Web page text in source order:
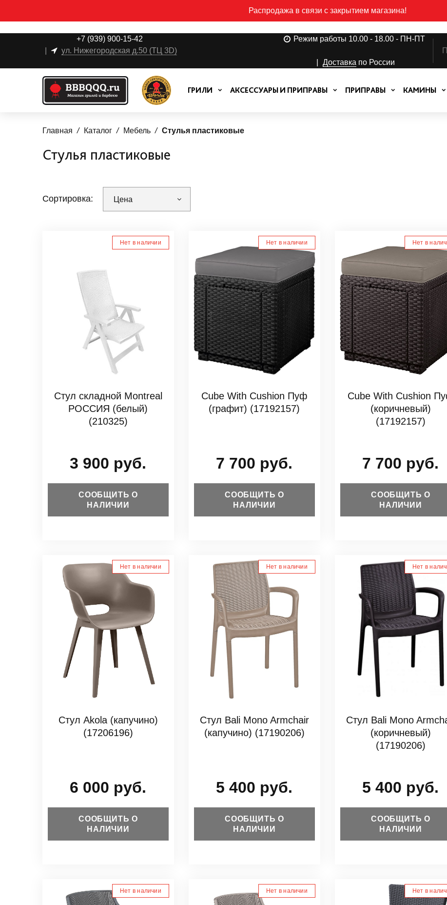
Распродажа в связи с закрытием магазина!
+7 (939) 900-15-42
ул. Нижегородская д.50 (ТЦ 3D)
Режим работы 10.00 - 18.00 - ПН-ПТ
Доставка по России
ГРИЛИ АКСЕССУАРЫ И ПРИПРАВЫ ПРИПРАВЫ КАМИНЫ
Главная Каталог Мебель Стулья пластиковые
Стулья пластиковые
Сортировка: Цена
Нет в наличии
Стул складной Montreal
РОССИЯ (белый)
(210325)
3 900 руб.
СООБЩИТЬ О
НАЛИЧИИ
Нет в наличии
Cube With Cushion Пуф
(графит) (17192157)
7 700 руб.
СООБЩИТЬ О
НАЛИЧИИ
Нет в
Cube With Cushion
(коричневый)
(17192157)
7 700 руб.
СООБЩИТЬ О
НАЛИЧИИ
Нет в наличии
Стул Akola (капучино)
(17206196)
6 000 руб.
СООБЩИТЬ О
НАЛИЧИИ
Нет в наличии
Стул Bali Mono Armchair
(капучино) (17190206)
5 400 руб.
СООБЩИТЬ О
НАЛИЧИИ
Нет в
Стул Bali Mono
(коричневый)
(17190206)
5 400 руб.
СООБЩИТЬ О
НАЛИЧИИ
Нет в наличии Нет в наличии Нет в